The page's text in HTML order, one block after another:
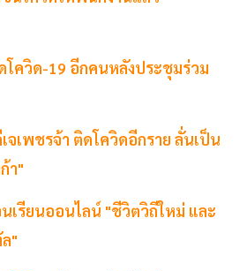
โควิด-19 อีกคนหลังประชุมร่วม
จเพชรจ้า ติดโควิดอีกราย ลั่นเป็น
า"
เรียนออนไลน์ "ชีวิตวิถีใหม่ และ
"